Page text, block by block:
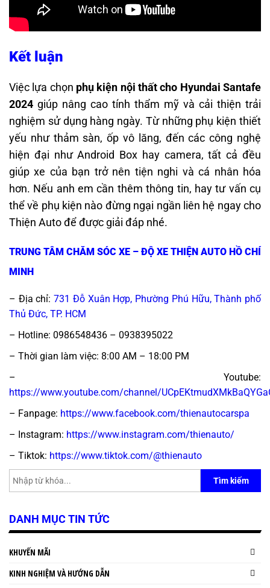
Kết luận
Việc lựa chọn phụ kiện nội thất cho Hyundai Santafe
2024 giúp nâng cao tính thẩm mỹ và cải thiện trải
nghiệm sử dụng hàng ngày. Từ những phụ kiện thiết
yếu như thảm sàn, ốp vô lăng, đến các công nghệ
hiện đại như Android Box hay camera, tất cả đều
giúp xe của bạn trở nên tiện nghi và cá nhân hóa
hơn. Nếu anh em cần thêm thông tin, hay tư vấn cụ
thể về phụ kiện nào đừng ngại ngần liên hệ ngay cho
Thiện Auto để được giải đáp nhé.
TRUNG TÂM CHĂM SÓC XE – ĐỘ XE THIỆN AUTO HỒ CHÍ
MINH
– Địa chỉ:731 Đỗ Xuân Hợp, Phường Phú Hữu, Thành phố
Thủ Đức, TP. HCM
– Hotline: 0986548436 – 0938395022
– Thời gian làm việc: 8:00 AM – 18:00 PM
– Youtube:
https://www.youtube.com/channel/
– Fanpage: https://www.facebook.com/thienautocarspa
– Instagram: https://www.instagram.com/thienauto/
– Tiktok: https://www.tiktok.com/@thienauto
Tìm kiếm
DANH MỤC TIN TỨC
KHUYẾN MÃI
KINH NGHIỆM VÀ HƯỚNG DẪN